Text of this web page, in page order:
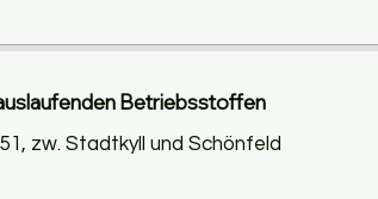
Betriebsstoffen
zw. Stadtkyll und Schönfeld